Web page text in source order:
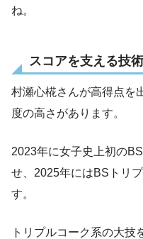
ね。
スコアを支える技
村瀬心椛さんが高得点を
度の高さがあります。
2023年に女子史上初の
せ、2025年にはBSトリ
す。
トリプルコーク系の大技